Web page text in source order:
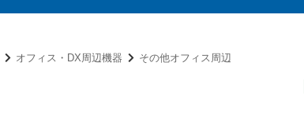
オフィス・DX周辺機器 その他オフィス周辺